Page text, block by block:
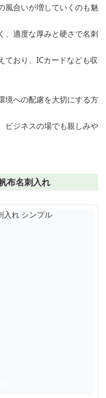
風合いが増していくのも魅
、適度な厚みと硬さで名刺
ており、ICカードなども収
境への配慮を大切にする方
ビジネスの場でも親しみや
布名刺入れ